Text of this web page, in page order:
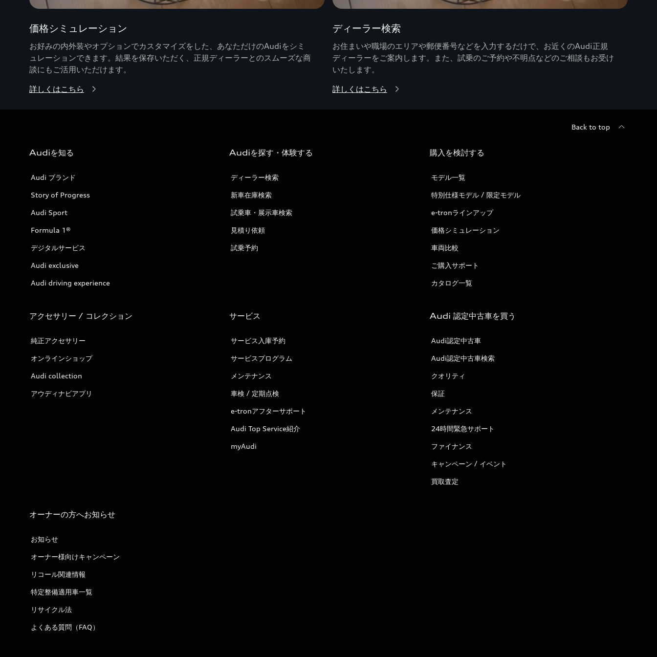
価格シミュレーション
お好みの内外装やオプションでカスタマイズをした、あなただけのAudiをシミ
ュレーションできます。結果を保存いただく、正規ディーラーとのスムーズな商
談にもご活用いただけます。
詳しくはこちら
ディーラー検索
お住まいや職場のエリアや郵便番号などを入力するだけで、お近くのAudi正規
ディーラーをご案内します。また、試乗のご予約や不明点などのご相談もお受け
いたします。
詳しくはこちら
Back to top
Audiを知る
Audi ブランド
Story of Progress
Audi Sport
Formula 1®
デジタルサービス
Audi exclusive
Audi driving experience
Audiを探す・体験する
ディーラー検索
新車在庫検索
試乗車・展示車検索
見積り依頼
試乗予約
購入を検討する
モデル一覧
特別仕様モデル / 限定モデル
e-tronラインアップ
価格シミュレーション
車両比較
ご購入サポート
カタログ一覧
アクセサリー / コレクション
純正アクセサリー
オンラインショップ
Audi collection
アウディナビアプリ
サービス
サービス入庫予約
サービスプログラム
メンテナンス
車検 / 定期点検
e-tronアフターサポート
Audi Top Service紹介
myAudi
Audi 認定中古車を買う
Audi認定中古車
Audi認定中古車検索
クオリティ
保証
メンテナンス
24時間緊急サポート
ファイナンス
キャンペーン / イベント
買取査定
オーナーの方へお知らせ
お知らせ
オーナー様向けキャンペーン
リコール関連情報
特定整備適用車一覧
リサイクル法
よくある質問（FAQ）